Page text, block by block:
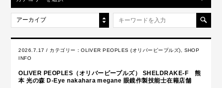
アーカイブ
2026.7.17 / カテゴリー：OLIVER PEOPLES (オリバーピープルズ)
SHOP
INFO
OLIVER PEOPLES（オリバーピープルズ） SHELDRAKE-F 熊
本 光の森 D-Eye nakahara megane 眼鏡作製技能士在籍店舗